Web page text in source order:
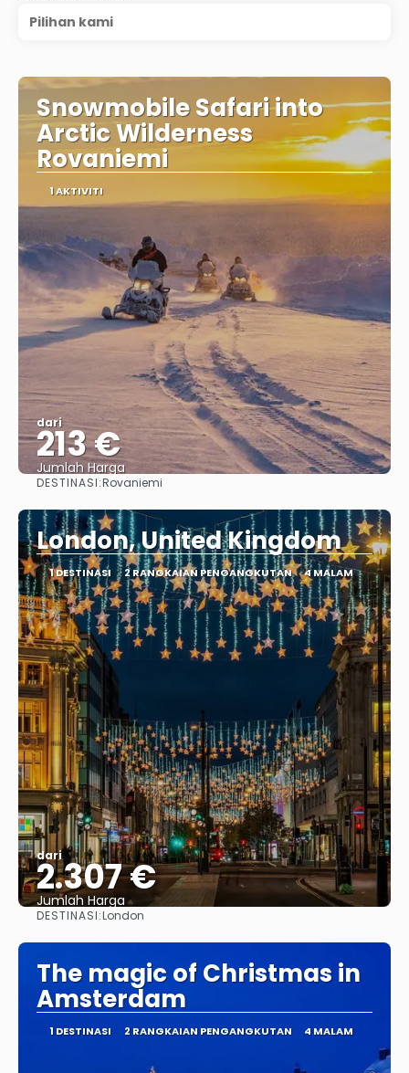
Pilihan kami
Snowmobile Safari into
Arctic Wilderness
Rovaniemi
1 AKTIVITI
dari
213 €
Jumlah Harga
DESTINASI:Rovaniemi
London, United Kingdom
1 DESTINASI 2 RANGKAIAN PENGANGKUTAN 4 MALAM
dari
2.307 €
Jumlah Harga
DESTINASI:London
The magic of Christmas in
Amsterdam
1 DESTINASI 2 RANGKAIAN PENGANGKUTAN 4 MALAM